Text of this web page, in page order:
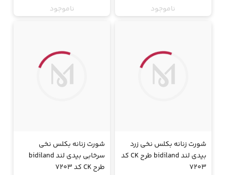
ناموجود
ناموجود
شورت زنانه بکلس نخی زرد
بیدی لند bidiland طرح CK کد
7203
شورت زنانه بکلس نخی
سرخابی بیدی لند bidiland
طرح CK کد 7203